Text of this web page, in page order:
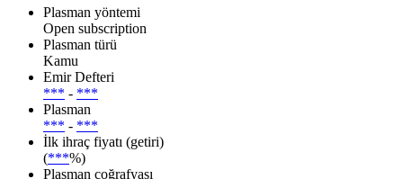
Plasman yöntemi
Open subscription
Plasman türü
Kamu
Emir Defteri
*** - ***
Plasman
*** - ***
İlk ihraç fiyatı (getiri)
(***%)
Plasman coğrafyası